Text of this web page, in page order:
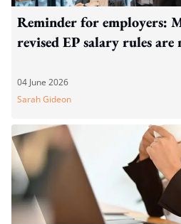
Reminder for employers:
revised EP salary rules
04 June 2026
Sarah Gideon